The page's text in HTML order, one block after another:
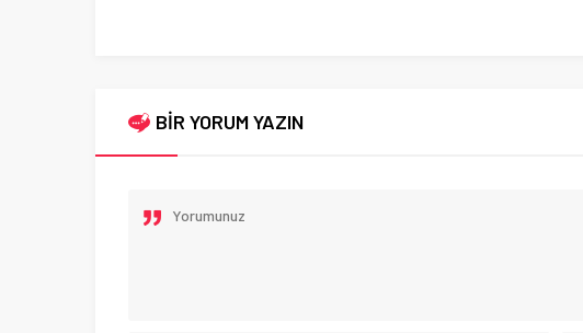
BİR YORUM YAZIN